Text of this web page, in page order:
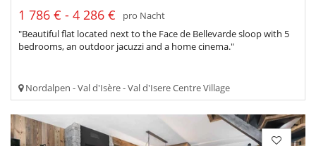
1 786 € - 4 286 €
pro Nacht
"Beautiful flat located next to the Face de Bellevarde sloop with 5
bedrooms, an outdoor jacuzzi and a home cinema."
Nordalpen - Val d'Isère - Val d'Isere Centre Village